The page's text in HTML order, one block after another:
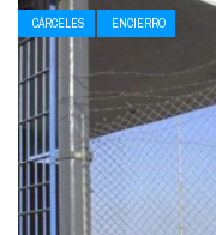
CÁRCELES ENCIERRO